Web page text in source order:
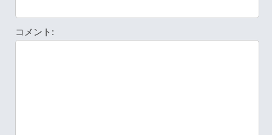
コメント: